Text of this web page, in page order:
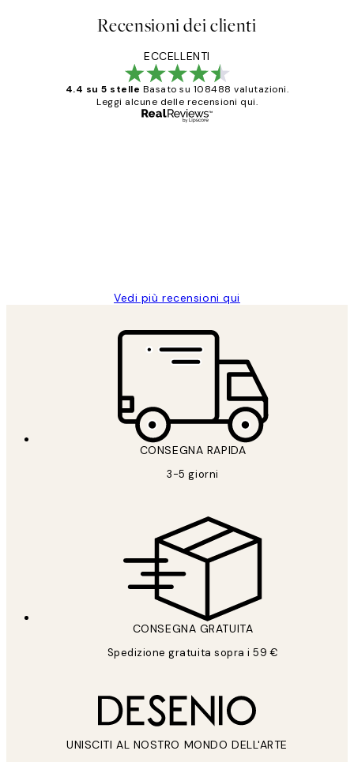
Recensioni dei clienti
ECCELLENTI
4.4 su 5 stelle Basato su 108488 valutazioni.
Leggi alcune delle recensioni qui.
Vedi più recensioni qui
CONSEGNA RAPIDA
3-5 giorni
CONSEGNA GRATUITA
Spedizione gratuita sopra i 59 €
UNISCITI AL NOSTRO MONDO DELL'ARTE